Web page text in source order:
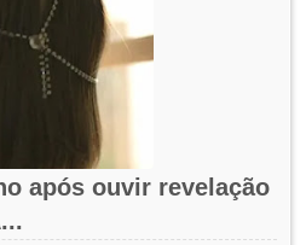
após ouvir revelação